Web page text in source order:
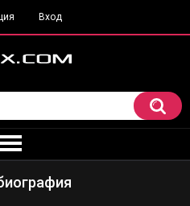
Вход